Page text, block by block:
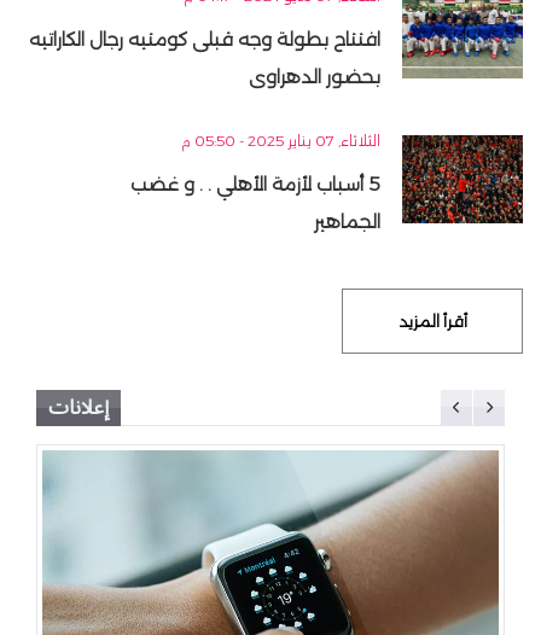
افتتاح بطولة وجه قبلى كومتيه رجال الكاراتيه
بحضور الدهراوى
الثلاثاء, 07 يناير 2025 - 05:50 م
5 أسباب لأزمة الأهلي . . و غضب
الجماهير
أقرأ المزيد
إعلانات